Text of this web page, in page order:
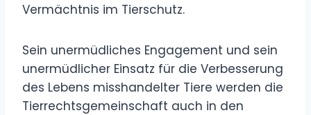
Vermächtnis im Tierschutz.
Sein unermüdliches Engagement und sein
unermüdlicher Einsatz für die Verbesserung
des Lebens misshandelter Tiere werden die
Tierrechtsgemeinschaft auch in den